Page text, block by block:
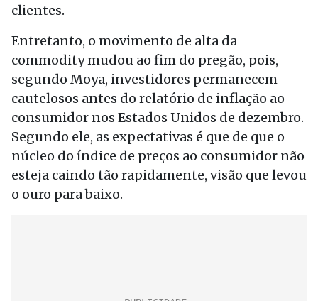
clientes.
Entretanto, o movimento de alta da
commodity mudou ao fim do pregão, pois,
segundo Moya, investidores permanecem
cautelosos antes do relatório de inflação ao
consumidor nos Estados Unidos de dezembro.
Segundo ele, as expectativas é que de que o
núcleo do índice de preços ao consumidor não
esteja caindo tão rapidamente, visão que levou
o ouro para baixo.